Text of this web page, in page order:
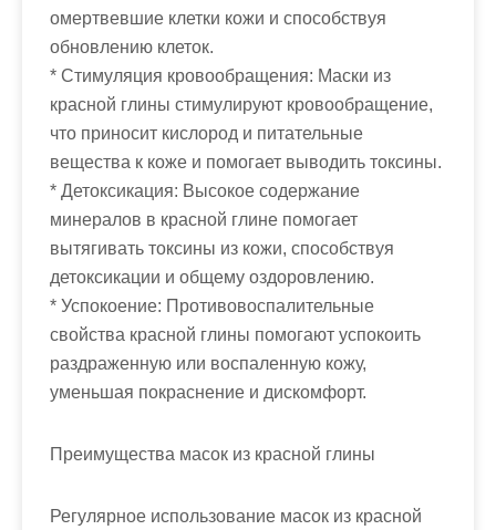
омертвевшие клетки кожи и способствуя
обновлению клеток.
* Стимуляция кровообращения: Маски из
красной глины стимулируют кровообращение,
что приносит кислород и питательные
вещества к коже и помогает выводить токсины.
* Детоксикация: Высокое содержание
минералов в красной глине помогает
вытягивать токсины из кожи, способствуя
детоксикации и общему оздоровлению.
* Успокоение: Противовоспалительные
свойства красной глины помогают успокоить
раздраженную или воспаленную кожу,
уменьшая покраснение и дискомфорт.
Преимущества масок из красной глины
Регулярное использование масок из красной